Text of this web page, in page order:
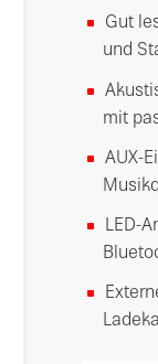
Gut
und
mit
AUX-
LED-